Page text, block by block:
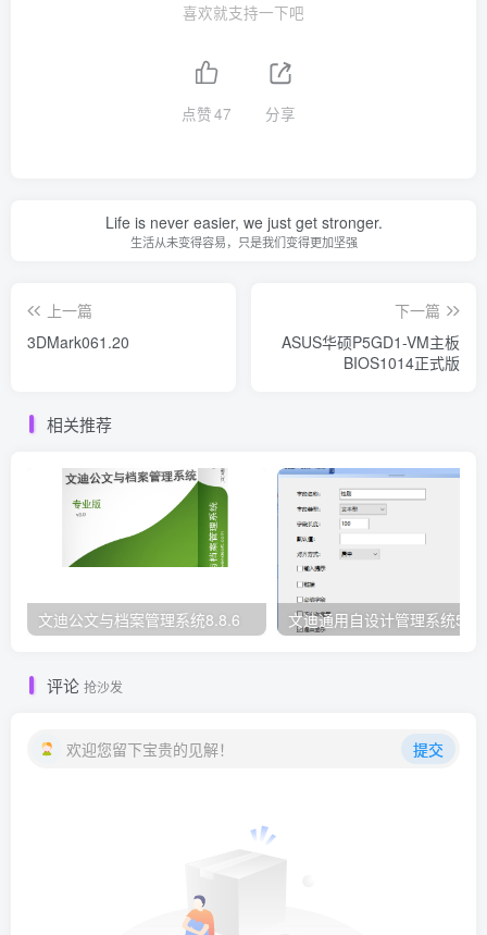
喜欢就支持一下吧
点赞47 分享
Life is never easier, we just get stronger.
生活从未变得容易，只是我们变得更加坚强
上一篇
3DMark061.20
下一篇
ASUS华硕P5GD1-VM主板
BIOS1014正式版
相关推荐
文迪公文与档案管理系统8.8.6 文迪通用自设计管理系统
评论 抢沙发
欢迎您留下宝贵的见解！ 提交